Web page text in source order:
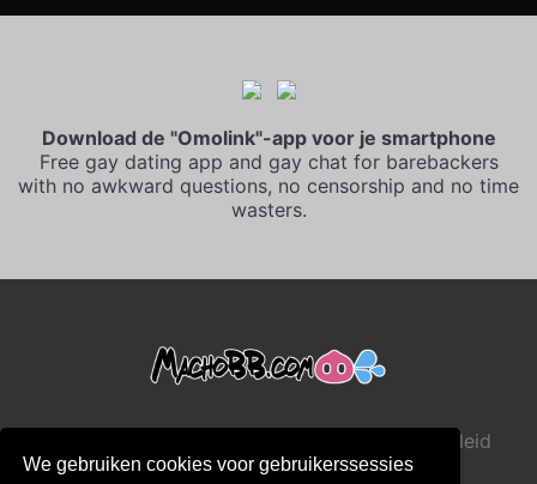
We gebruiken cookies voor gebruikerssessies
Download de "Omolink"-app voor je smartphone
Free gay dating app and gay chat for barebackers
with no awkward questions, no censorship and no time
wasters.
Privacybeleid
• Cookiebeleid • Kindveiligheidsbeleid